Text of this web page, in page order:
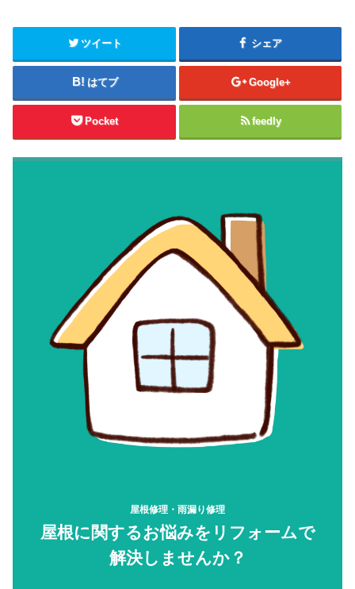
ツイート シェア
はてブ Google+
Pocket feedly
屋根修理・雨漏り修理
屋根に関するお悩みをリフォームで
解決しませんか？